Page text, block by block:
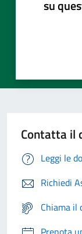
su
Contatta il
Leggi le
Richiedi
Chiama il